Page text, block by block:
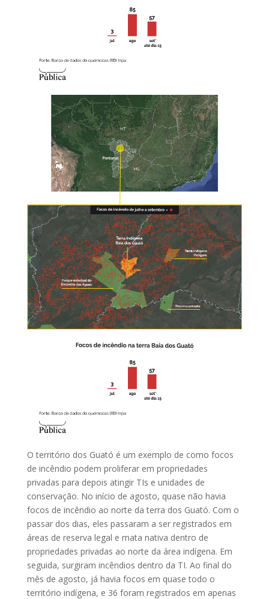
O território dos Guató é um exemplo de como focos
de incêndio podem proliferar em propriedades
privadas para depois atingir TIs e unidades de
conservação. No início de agosto, quase não havia
focos de incêndio ao norte da terra dos Guató. Com o
passar dos dias, eles passaram a ser registrados em
áreas de reserva legal e mata nativa dentro de
propriedades privadas ao norte da área indígena. Em
seguida, surgiram incêndios dentro da TI. Ao final do
mês de agosto, já havia focos em quase todo o
território indígena, e 36 foram registrados em apenas